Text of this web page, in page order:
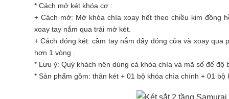
* Cách mở két khóa cơ :
+ Cách mở: Mở khóa chìa xoay hết theo chiều kim đồng
xoay tay nắm qua trái mở két.
+ Cách đóng két: cầm tay nắm đẩy đóng cửa và xoay
hơn 1 vòng .
* Lưu ý: Quý khách nên dùng cả khóa chìa và mã số để độ
* Sản phẩm gồm: thân két + 01 bộ khóa chìa chính + 01